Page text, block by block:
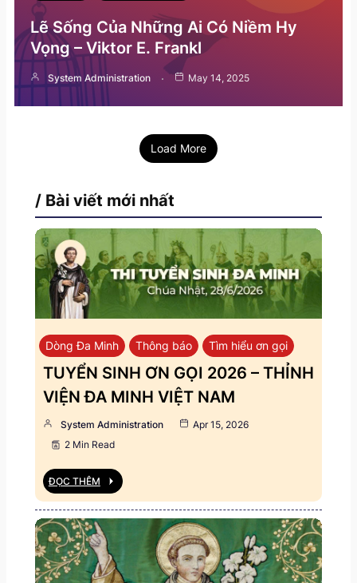
Lẽ Sống Của Những Ai Có Niềm Hy
Vọng – Viktor E. Frankl
System Administration May 14, 2025
Load More
/ Bài viết mới nhất
Dòng Đa Minh Thông báo Tìm hiểu ơn gọi
TUYỂN SINH ƠN GỌI 2026 – THỈNH
VIỆN ĐA MINH VIỆT NAM
System Administration
Apr 15, 2026
2 Min Read
ĐỌC THÊM